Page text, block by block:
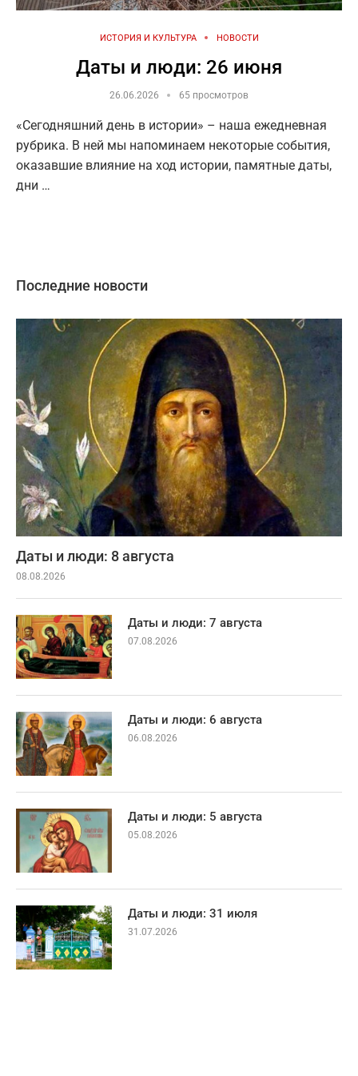
ИСТОРИЯ И КУЛЬТУРА НОВОСТИ
Даты и люди: 26 июня
26.06.2026 65 просмотров
«Сегодняшний день в истории» – наша ежедневная
рубрика. В ней мы напоминаем некоторые события,
оказавшие влияние на ход истории, памятные даты,
дни …
Последние новости
Даты и люди: 8 августа
08.08.2026
Даты и люди: 7 августа
07.08.2026
Даты и люди: 6 августа
06.08.2026
Даты и люди: 5 августа
05.08.2026
Даты и люди: 31 июля
31.07.2026